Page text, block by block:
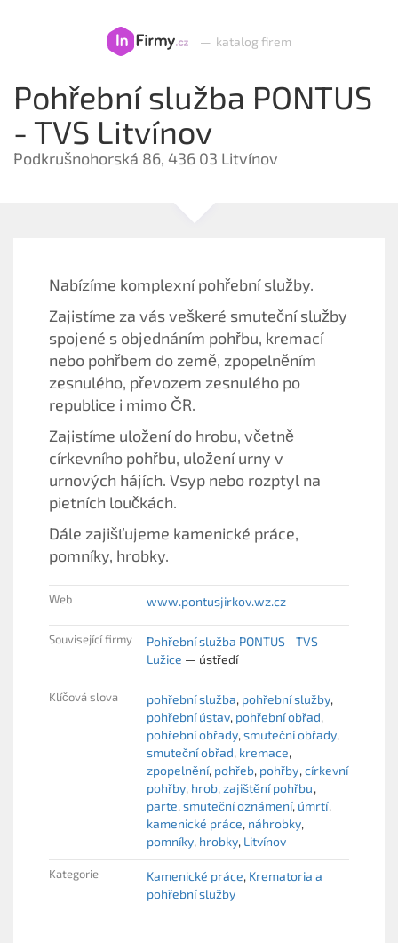
— katalog firem
Pohřební služba PONTUS
- TVS Litvínov
Podkrušnohorská 86, 436 03 Litvínov
Nabízíme komplexní pohřební služby.
Zajistíme za vás veškeré smuteční služby
spojené s objednáním pohřbu, kremací
nebo pohřbem do země, zpopelněním
zesnulého, převozem zesnulého po
republice i mimo ČR.
Zajistíme uložení do hrobu, včetně
církevního pohřbu, uložení urny v
urnových hájích. Vsyp nebo rozptyl na
pietních loučkách.
Dále zajišťujeme kamenické práce,
pomníky, hrobky.
Web www.pontusjirkov.wz.cz
Související firmy
Pohřební služba PONTUS - TVS
Lužice — ústředí
Klíčová slova pohřební služba pohřební služby
pohřební ústav pohřební obřad
pohřební obřady smuteční obřady
smuteční obřad kremace
zpopelnění pohřeb pohřby církevní
pohřby hrob zajištění pohřbu
parte smuteční oznámení úmrtí
kamenické práce náhrobky
pomníky hrobky Litvínov
Kategorie Kamenické práce Krematoria a
pohřební služby